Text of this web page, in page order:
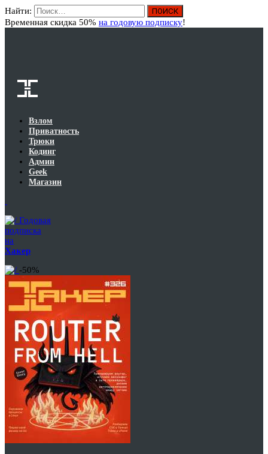
Найти:
Временная скидка 50% на годовую подписку!
Взлом
Приватность
Трюки
Кодинг
Админ
Geek
Магазин
Годовая
подписка
на
Хакер
-50%